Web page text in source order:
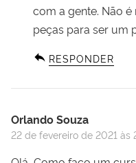
com a gente. Não
peças para ser um
RESPONDER
Orlando Souza
22 de fevereiro de 2021 às